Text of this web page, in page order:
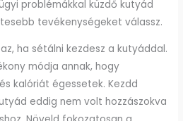
problémákkal küzdő kutyád
tevékenységeket válassz.
ha sétálni kezdesz a kutyáddal.
módja annak, hogy
kalóriát égessetek. Kezdd
eddig nem volt hozzászokva